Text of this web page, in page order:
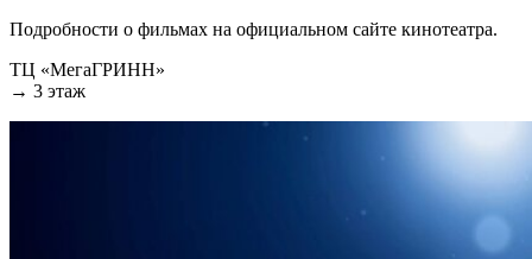
Подробности о фильмах на официальном сайте кинотеатра.
ТЦ «МегаГРИНН»
→ 3 этаж